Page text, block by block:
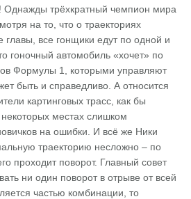
Однажды трёхкратный чемпион мира
на то, что о траекториях
главы, все гонщики едут по одной и
гоночный автомобиль «хочет» по
Формулы 1, которыми управляют
быть и справедливо. А относится
картинговых трасс, как бы
местах слишком
на ошибки. И всё же Ники
траекторию несложно – по
проходит поворот. Главный совет
ни один поворот в отрыве от всей
частью комбинации, то